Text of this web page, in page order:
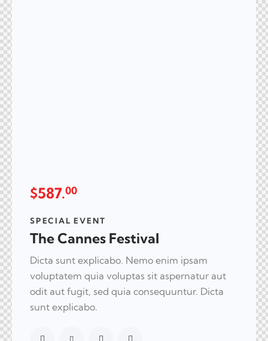
$587.00
SPECIAL EVENT
The Cannes Festival
Dicta sunt explicabo. Nemo enim ipsam
voluptatem quia voluptas sit aspernatur aut
odit aut fugit, sed quia consequuntur. Dicta
sunt explicabo.